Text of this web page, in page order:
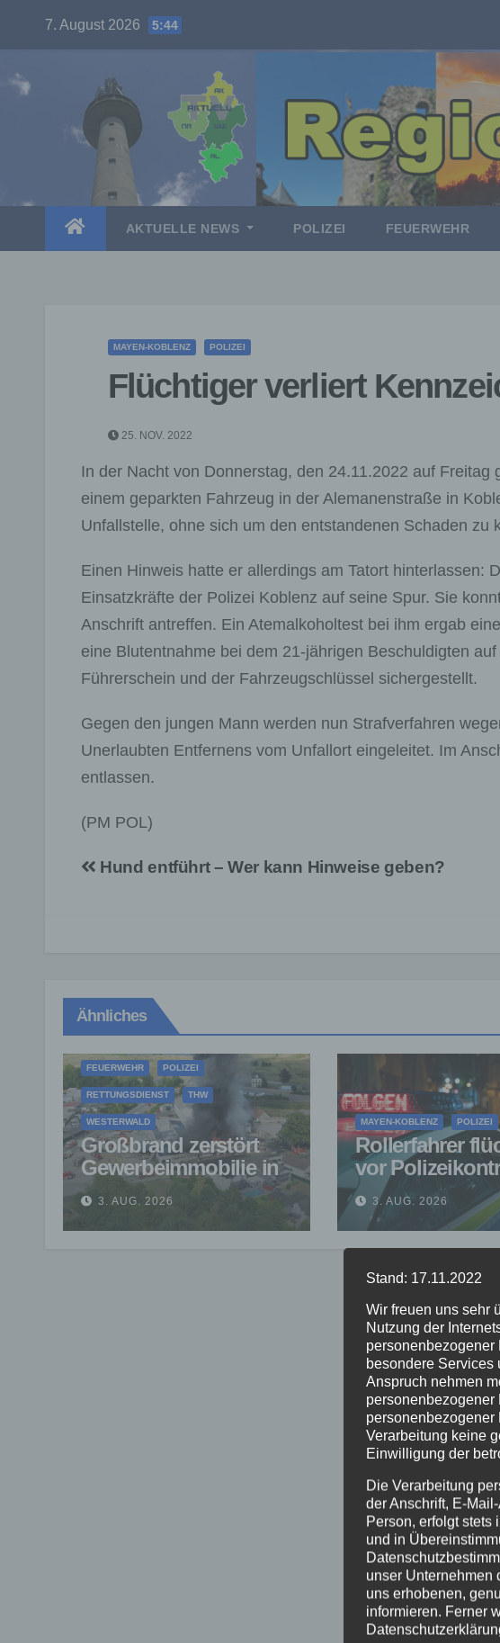
7. August 2026 5:44
AKTUELLE NEWS POLIZEI FEUERWEHR
MAYEN-KOBLENZ POLIZEI
Flüchtiger verliert
25. NOV. 2022
In der Nacht von Donnerstag, den 24.11.2022 auf
einem geparkten Fahrzeug in der Alemanenstraße in
Unfallstelle, ohne sich um den entstandenen Schaden zu
Einen Hinweis hatte er allerdings am Tatort hinterlassen:
Einsatzkräfte der Polizei Koblenz auf seine Spur. Sie
Anschrift antreffen. Ein Atemalkoholtest bei ihm ergab
eine Blutentnahme bei dem 21-jährigen Beschuldigten
Führerschein und der Fahrzeugschlüssel sichergestellt.
Gegen den jungen Mann werden nun Strafverfahren
Unerlaubten Entfernens vom Unfallort eingeleitet. Im
entlassen.
(PM POL)
Beitragsnavigation
Hund entführt – Wer kann Hinweise geben?
Ähnliches
FEUERWEHR POLIZEI
RETTUNGSDIENST THW
WESTERWALD
Großbrand zerstört
Gewerbeimmobilie in
Siershahn –
Millionenschaden
entstanden
3. AUG. 2026
MAYEN-KOBLENZ POLIZEI
Rollerfahrer
vor
16-Jähriger
Verfolgung
3. AUG. 2026
Stand: 17.11.2022
Wir freuen uns sehr
Nutzung der
personenbezogener
besondere Services
Anspruch nehmen
personenbezogener
personenbezogener
Verarbeitung keine
Einwilligung der
Die Verarbeitung
der Anschrift, E-
Person, erfolgt stets
und in
unser Unternehmen
uns erhobenen,
informieren. Ferner